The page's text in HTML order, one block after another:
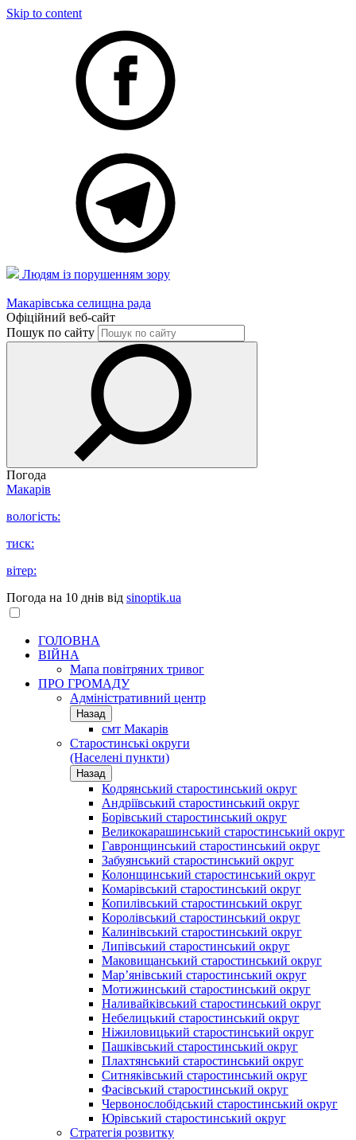
Skip to content
Людям із порушенням зору
Макарівська селищна рада
Офіційний веб-сайт
Пошук по сайту
Погода
Макарів
вологість:
тиск:
вітер:
Погода на 10 днів від sinoptik.ua
ГОЛОВНА
ВІЙНА
Мапа повітряних тривог
ПРО ГРОМАДУ
Aдміністративний центр
Назад
смт Макарів
Старостинські округи
(Населені пункти)
Назад
Кодрянський старостинський округ
Андріївський старостинський округ
Борівський старостинський округ
Великокарашинський старостинський округ
Гавронщинський старостинський округ
Забуянський старостинський округ
Колонщинський старостинський округ
Комарівський старостинський округ
Копилівський старостинський округ
Королівський старостинський округ
Калинівський старостинський округ
Липівський старостинський округ
Маковищанський старостинський округ
Мар’янівський старостинський округ
Мотижинський старостинський округ
Наливайківський старостинський округ
Небелицький старостинський округ
Ніжиловицький старостинський округ
Пашківський старостинський округ
Плахтянський старостинський округ
Ситняківський старостинський округ
Фасівський старостинський округ
Червонослобідський старостинський округ
Юрівський старостинський округ
Стратегія розвитку